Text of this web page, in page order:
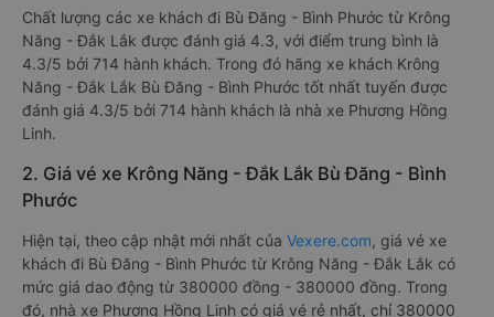
Chất lượng các xe khách đi Bù Đăng - Bình Phước từ Krông
Năng - Đắk Lắk được đánh giá 4.3, với điểm trung bình là
4.3/5 bởi 714 hành khách. Trong đó hãng xe khách Krông
Năng - Đắk Lắk Bù Đăng - Bình Phước tốt nhất tuyến được
đánh giá 4.3/5 bởi 714 hành khách là nhà xe Phương Hồng
Linh.
2. Giá vé xe Krông Năng - Đắk Lắk Bù Đăng - Bình
Phước
Hiện tại, theo cập nhật mới nhất của Vexere.com, giá vé xe
khách đi Bù Đăng - Bình Phước từ Krông Năng - Đắk Lắk có
mức giá dao động từ 380000 đồng - 380000 đồng. Trong
đó, nhà xe Phương Hồng Linh có giá vé rẻ nhất, chỉ 380000